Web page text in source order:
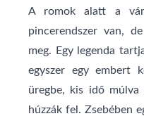
A romok alatt a
pincerendszer van,
meg. Egy legenda
egyszer egy embert
üregbe, kis idő múlva
húzzák fel. Zsebében